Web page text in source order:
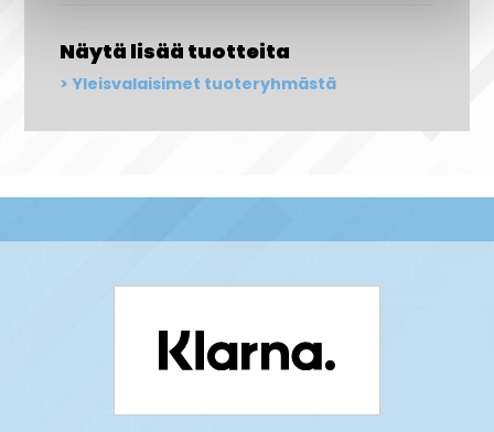
Näytä lisää tuotteita
Yleisvalaisimet tuoteryhmästä